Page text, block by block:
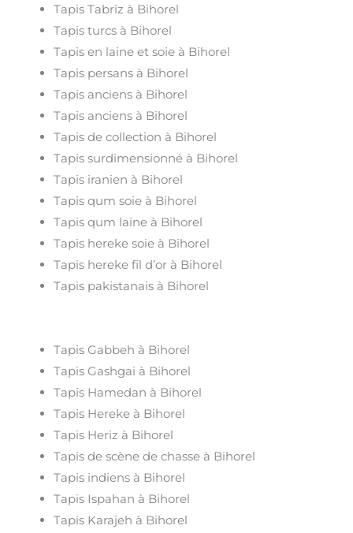
Tapis Tabriz à Bihorel
Tapis turcs à Bihorel
Tapis en laine et soie à Bihorel
Tapis persans à Bihorel
Tapis anciens à Bihorel
Tapis anciens à Bihorel
Tapis de collection à Bihorel
Tapis surdimensionné à Bihorel
Tapis iranien à Bihorel
Tapis qum soie à Bihorel
Tapis qum laine à Bihorel
Tapis hereke soie à Bihorel
Tapis hereke fil d’or à Bihorel
Tapis pakistanais à Bihorel
Tapis Gabbeh à Bihorel
Tapis Gashgai à Bihorel
Tapis Hamedan à Bihorel
Tapis Hereke à Bihorel
Tapis Heriz à Bihorel
Tapis de scène de chasse à Bihorel
Tapis indiens à Bihorel
Tapis Ispahan à Bihorel
Tapis Karajeh à Bihorel